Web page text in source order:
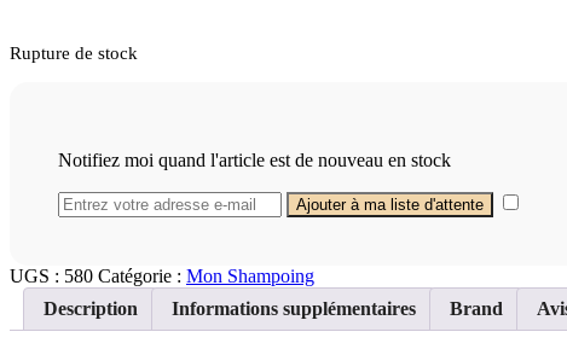
Rupture de stock
Notifiez moi quand l'article est de nouveau en stock
UGS : 580 Catégorie : Mon Shampoing
Description
Informations supplémentaires Brand